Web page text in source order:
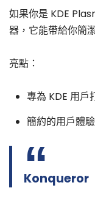
如果你是 KDE
器，它能帶給你簡
亮點：
專為 KDE 用戶
簡約的用戶體驗
Konqueror